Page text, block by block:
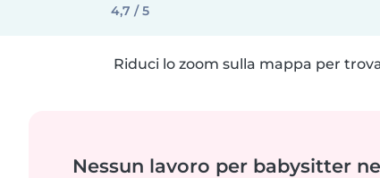
4,7 / 5
Riduci lo zoom sulla mappa per
Nessun lavoro per babysitter